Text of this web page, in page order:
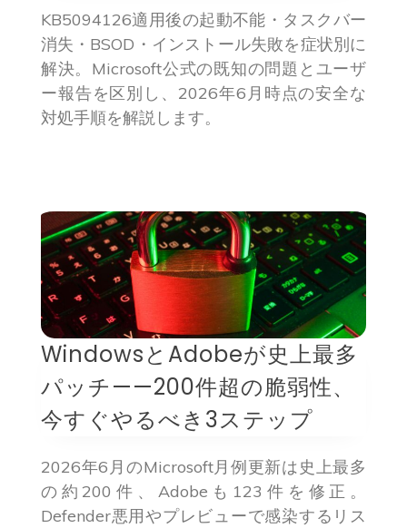
KB5094126適用後の起動不能・タスクバー
消失・BSOD・インストール失敗を症状別に
解決。Microsoft公式の既知の問題とユーザ
ー報告を区別し、2026年6月時点の安全な
対処手順を解説します。
WindowsとAdobeが史上最多
パッチ——200件超の脆弱性、
今すぐやるべき3ステップ
2026年6月のMicrosoft月例更新は史上最多
の約200件、Adobeも123件を修正。
Defender悪用やプレビューで感染するリス